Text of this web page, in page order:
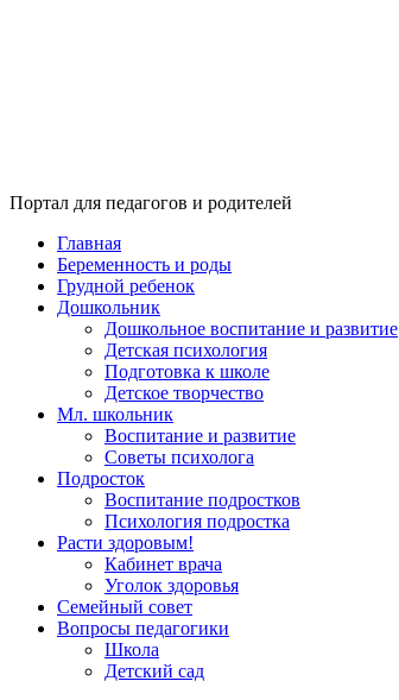
Портал для педагогов и родителей
Главная
Беременность и роды
Грудной ребенок
Дошкольник
Дошкольное воспитание и развитие
Детская психология
Подготовка к школе
Детское творчество
Мл. школьник
Воспитание и развитие
Советы психолога
Подросток
Воспитание подростков
Психология подростка
Расти здоровым!
Кабинет врача
Уголок здоровья
Семейный совет
Вопросы педагогики
Школа
Детский сад